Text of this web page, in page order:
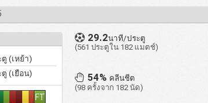
ตู (เหย้า)
ตู (เยือน)
FT
29.2นาที/ประตู
(561 ประตูใน 182 แมตช์)
54% คลีนชีต
(98 ครั้งจาก 182 นัด)